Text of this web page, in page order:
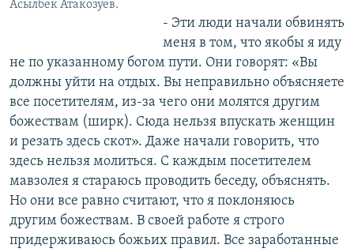
Асылбек Атакозуев.
- Эти люди начали обвинять
меня в том, что якобы я иду
не по указанному богом пути. Они говорят: «Вы
должны уйти на отдых. Вы неправильно объясняете
все посетителям, из-за чего они молятся другим
божествам (ширк). Сюда нельзя впускать женщин
и резать здесь скот». Даже начали говорить, что
здесь нельзя молиться. С каждым посетителем
мавзолея я стараюсь проводить беседу, объяснять.
Но они все равно считают, что я поклоняюсь
другим божествам. В своей работе я строго
придерживаюсь божьих правил. Все заработанные